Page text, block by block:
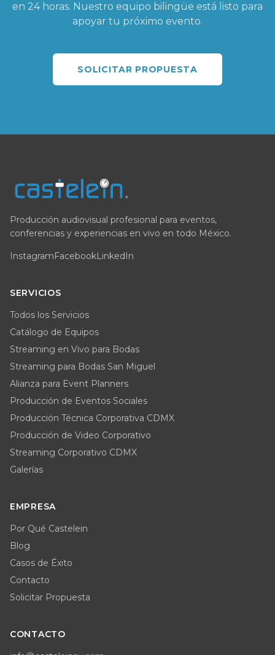
en 24 horas. Nuestro equipo bilingüe está listo para
apoyar tu próximo evento.
SOLICITAR PROPUESTA
Producción audiovisual profesional para eventos,
conferencias y experiencias en vivo en todo México.
InstagramFacebookLinkedIn
SERVICIOS
Todos los Servicios
Catálogo de Equipos
Streaming en Vivo para Bodas
Streaming para Bodas San Miguel
Alianza para Event Planners
Producción de Eventos Sociales
Producción Técnica Corporativa CDMX
Producción de Video Corporativo
Streaming Corporativo CDMX
Galerías
EMPRESA
Por Qué Castelein
Blog
Casos de Éxito
Contacto
Solicitar Propuesta
CONTACTO